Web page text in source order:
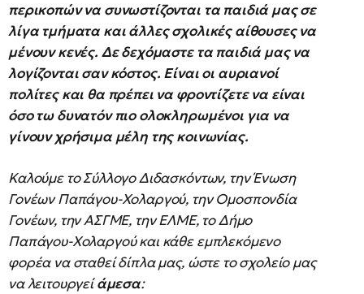
περικοπών να συνωστίζονται τα παιδιά μας σε
λίγα τμήματα και άλλες σχολικές αίθουσες να
μένουν κενές. Δε δεχόμαστε τα παιδιά μας να
λογίζονται σαν κόστος. Είναι οι αυριανοί
πολίτες και θα πρέπει να φροντίζετε να είναι
όσο τω δυνατόν πιο ολοκληρωμένοι για να
γίνουν χρήσιμα μέλη της κοινωνίας.
Καλούμε το Σύλλογο Διδασκόντων, την Ένωση
Γονέων Παπάγου-Χολαργού, την Ομοσπονδία
Γονέων, την ΑΣΓΜΕ, την ΕΛΜΕ, το Δήμο
Παπάγου-Χολαργού και κάθε εμπλεκόμενο
φορέα να σταθεί δίπλα μας, ώστε το σχολείο μας
να λειτουργείάμεσα: